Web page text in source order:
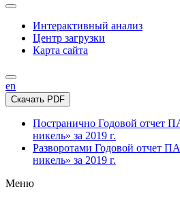
Интерактивный анализ
Центр загрузки
Карта сайта
en
Скачать PDF
Постранично Годовой отчет
никель» за 2019 г.
Разворотами Годовой отчет
никель» за 2019 г.
Меню